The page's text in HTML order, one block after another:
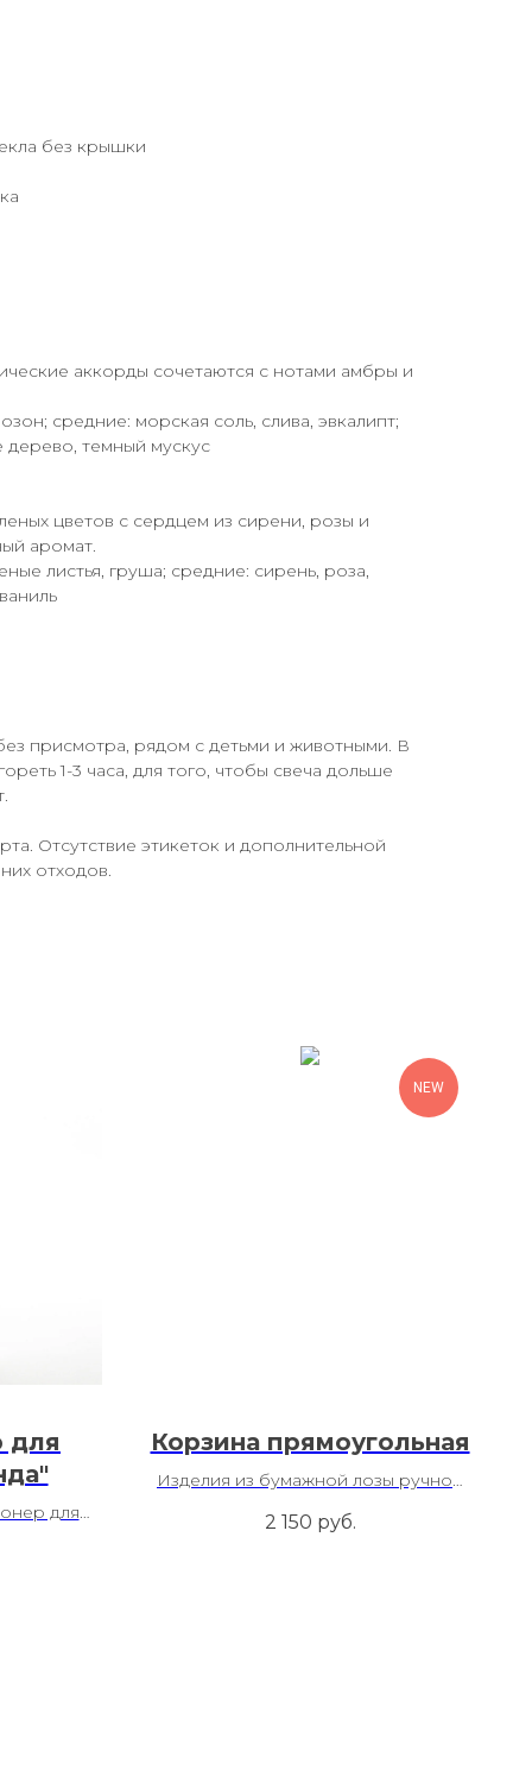
без крышки
аккорды сочетаются с нотами амбры и
средние: морская соль, слива, эвкалипт;
дерево, темный мускус
цветов с сердцем из сирени, розы и
аромат.
листья, груша; средние: сирень, роза,
присмотра, рядом с детьми и животными. В
1-3 часа, для того, чтобы свеча дольше
Отсутствие этикеток и дополнительной
отходов.
для
для
NEW
Корзина прямоугольная
Изделия из бумажной лозы ручной
2 150 руб.